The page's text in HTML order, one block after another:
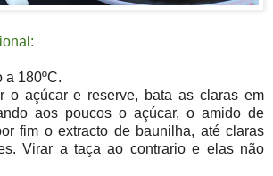
a 180ºC.
o açúcar e reserve, bata as claras em
aos poucos o açúcar, o amido de
fim o extracto de baunilha, até claras
Virar a taça ao contrario e elas não